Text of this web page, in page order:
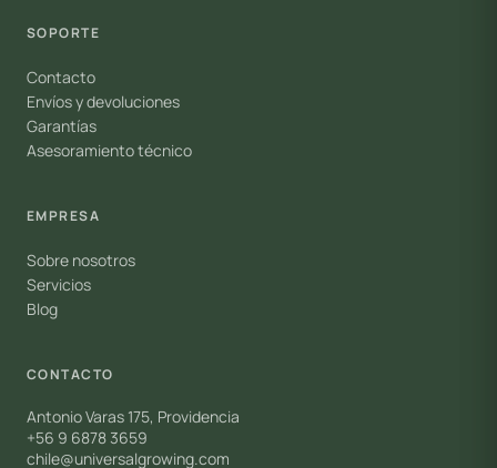
SOPORTE
Contacto
Envíos y devoluciones
Garantías
Asesoramiento técnico
EMPRESA
Sobre nosotros
Servicios
Blog
CONTACTO
Antonio Varas 175, Providencia
+56 9 6878 3659
chile@universalgrowing.com